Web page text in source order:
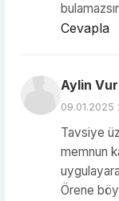
Cevapla
Aylin
09.01.2025
Tavsiye
memnun
Örene